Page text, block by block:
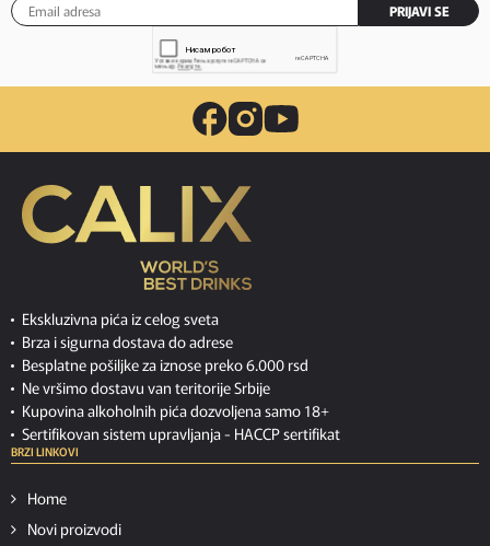
PRIJAVI SE
Ekskluzivna pića iz celog sveta
Brza i sigurna dostava do adrese
Besplatne pošiljke za iznose preko 6.000 rsd
Ne vršimo dostavu van teritorije Srbije
Kupovina alkoholnih pića dozvoljena samo 18+
Sertifikovan sistem upravljanja - HACCP sertifikat
BRZI LINKOVI
Home
Novi proizvodi